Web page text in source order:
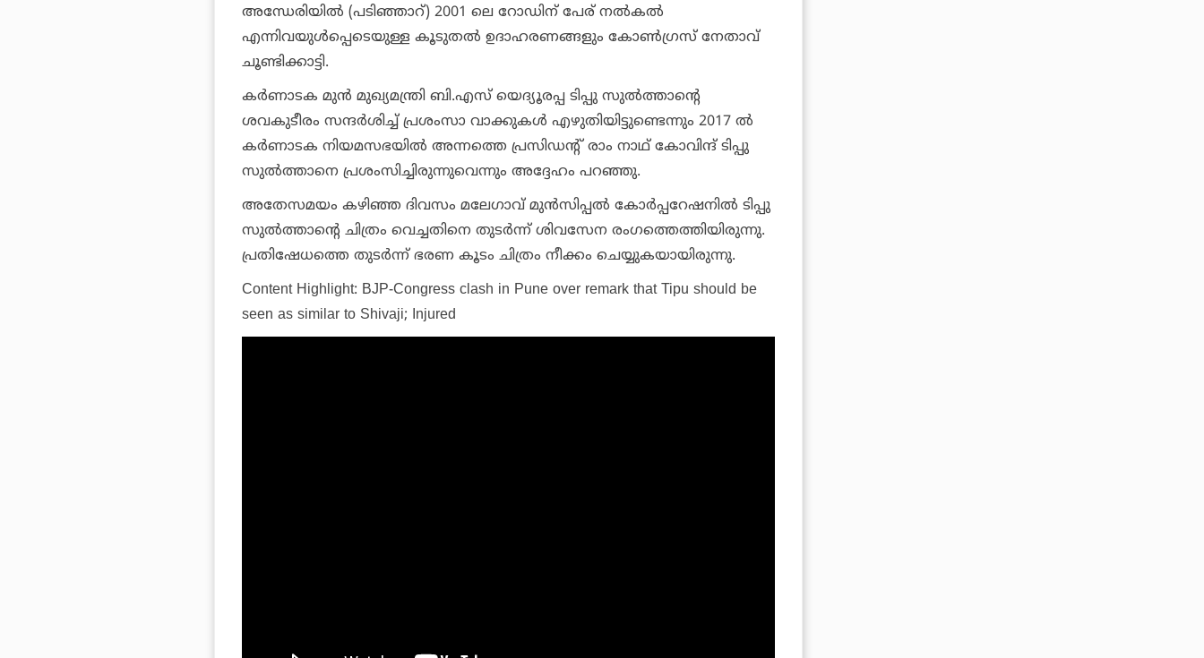
അന്ധേരിയില്‍ (പടിഞ്ഞാറ്) 2001 ലെ റോഡിന് പേര് നല്‍കല്‍
എന്നിവയുള്‍പ്പെടെയുള്ള കൂടുതല്‍ ഉദാഹരണങ്ങളും കോണ്‍ഗ്രസ് നേതാവ്
ചൂണ്ടിക്കാട്ടി.
കര്‍ണാടക മുന്‍ മുഖ്യമന്ത്രി ബി.എസ് യെദ്യൂരപ്പ ടിപ്പു സുല്‍ത്താന്റെ
ശവകുടീരം സന്ദര്‍ശിച്ച് പ്രശംസാ വാക്കുകള്‍ എഴുതിയിട്ടുണ്ടെന്നും 2017 ല്‍
കര്‍ണാടക നിയമസഭയില്‍ അന്നത്തെ പ്രസിഡന്റ് രാം നാഥ് കോവിന്ദ് ടിപ്പു
സുല്‍ത്താനെ പ്രശംസിച്ചിരുന്നുവെന്നും അദ്ദേഹം പറഞ്ഞു.
അതേസമയം കഴിഞ്ഞ ദിവസം മലേഗാവ് മുന്‍സിപ്പല്‍ കോര്‍പ്പറേഷനില്‍ ടിപ്പു
സുല്‍ത്താന്റെ ചിത്രം വെച്ചതിനെ തുടര്‍ന്ന് ശിവസേന രംഗത്തെത്തിയിരുന്നു.
പ്രതിഷേധത്തെ തുടര്‍ന്ന് ഭരണ കൂടം ചിത്രം നീക്കം ചെയ്യുകയായിരുന്നു.
Content Highlight: BJP-Congress clash in Pune over remark that Tipu should be
seen as similar to Shivaji; Injured